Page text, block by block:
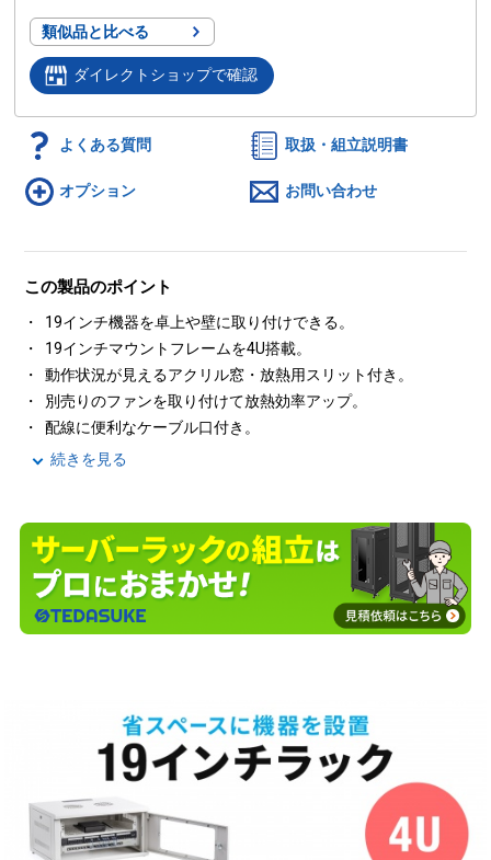
類似品と比べる
ダイレクトショップで確認
よくある質問 取扱・組立説明書
オプション お問い合わせ
この製品のポイント
19インチ機器を卓上や壁に取り付けできる。
19インチマウントフレームを4U搭載。
動作状況が見えるアクリル窓・放熱用スリット付き。
別売りのファンを取り付けて放熱効率アップ。
配線に便利なケーブル口付き。
続きを見る